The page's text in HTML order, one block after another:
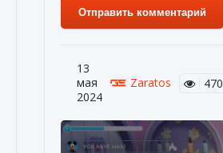
Отправить комментарий
13
мая
2024
Zaratos 470